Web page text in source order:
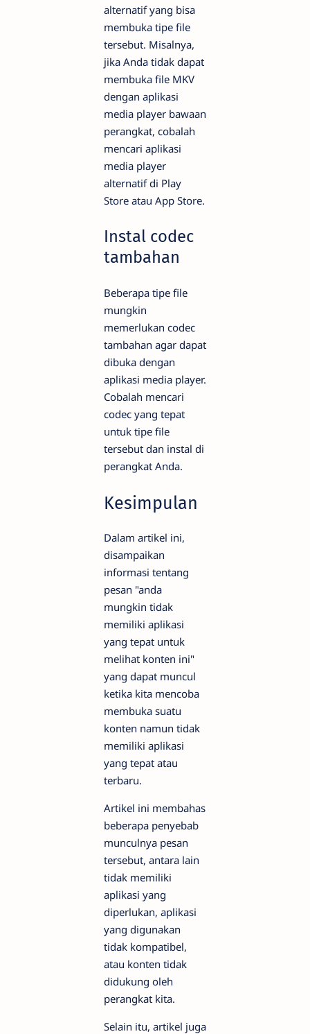
alternatif yang bisa
membuka tipe file
tersebut. Misalnya,
jika Anda tidak dapat
membuka file MKV
dengan aplikasi
media player bawaan
perangkat, cobalah
mencari aplikasi
media player
alternatif di Play
Store atau App Store.
Instal codec
tambahan
Beberapa tipe file
mungkin
memerlukan codec
tambahan agar dapat
dibuka dengan
aplikasi media player.
Cobalah mencari
codec yang tepat
untuk tipe file
tersebut dan instal di
perangkat Anda.
Kesimpulan
Dalam artikel ini,
disampaikan
informasi tentang
pesan "anda
mungkin tidak
memiliki aplikasi
yang tepat untuk
melihat konten ini"
yang dapat muncul
ketika kita mencoba
membuka suatu
konten namun tidak
memiliki aplikasi
yang tepat atau
terbaru.
Artikel ini membahas
beberapa penyebab
munculnya pesan
tersebut, antara lain
tidak memiliki
aplikasi yang
diperlukan, aplikasi
yang digunakan
tidak kompatibel,
atau konten tidak
didukung oleh
perangkat kita.
Selain itu, artikel juga